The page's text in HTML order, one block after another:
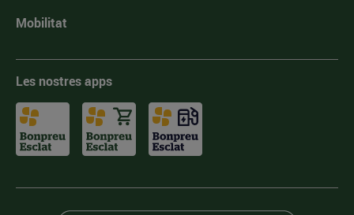
Mobilitat
Les nostres apps